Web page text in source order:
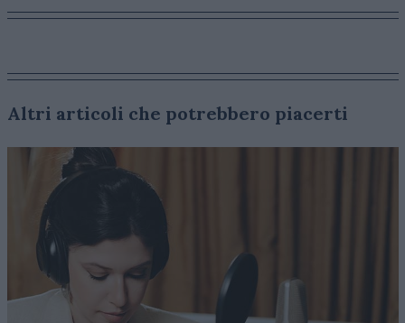
Altri articoli che potrebbero piacerti